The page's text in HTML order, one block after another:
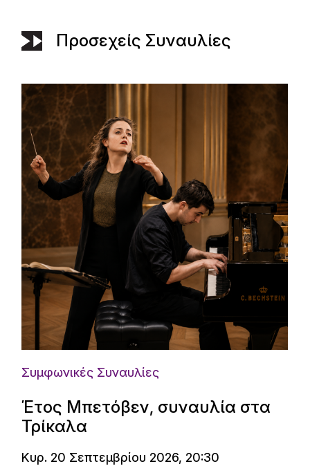
Προσεχείς Συναυλίες
Συμφωνικές Συναυλίες
Έτος Μπετόβεν, συναυλία στα
Τρίκαλα
Κυρ. 20 Σεπτεμβρίου 2026, 20:30